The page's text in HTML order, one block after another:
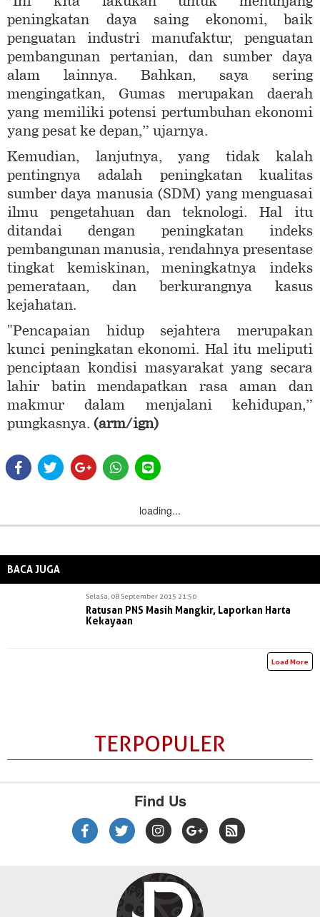
peningkatan daya saing ekonomi, baik
penguatan industri manufaktur, penguatan
pembangunan pertanian, dan sumber daya
alam lainnya. Bahkan, saya sering
mengingatkan, Gumas merupakan daerah
yang memiliki potensi pertumbuhan ekonomi
yang pesat ke depan,” ujarnya.
Kemudian, lanjutnya, yang tidak kalah
pentingnya adalah peningkatan kualitas
sumber daya manusia (SDM) yang menguasai
ilmu pengetahuan dan teknologi. Hal itu
ditandai dengan peningkatan indeks
pembangunan manusia, rendahnya presentase
tingkat kemiskinan, meningkatnya indeks
pemerataan, dan berkurangnya kasus
kejahatan.
"Pencapaian hidup sejahtera merupakan
kunci peningkatan ekonomi. Hal itu meliputi
penciptaan kondisi masyarakat yang secara
lahir batin mendapatkan rasa aman dan
makmur dalam menjalani kehidupan,”
pungkasnya. (arm/ign)
loading...
BACA JUGA
Selasa, 08 September 2015 21:50
Ratusan PNS Masih Mangkir, Laporkan Harta
Kekayaan
Load More
TERPOPULER
Find Us